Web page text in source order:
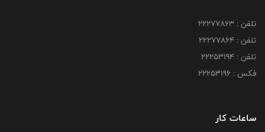
تلفن : 22277863
تلفن : 22277864
تلفن : 22253194
فکس : 22253196
ساعات کار